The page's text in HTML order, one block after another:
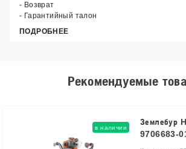
- Возврат
- Гарантийный талон
ПОДРОБНЕЕ
Рекомендуемые
в наличии
Землебур
9706683-